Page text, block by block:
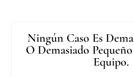
Ningún Caso Es
O Demasiado
Equipo.